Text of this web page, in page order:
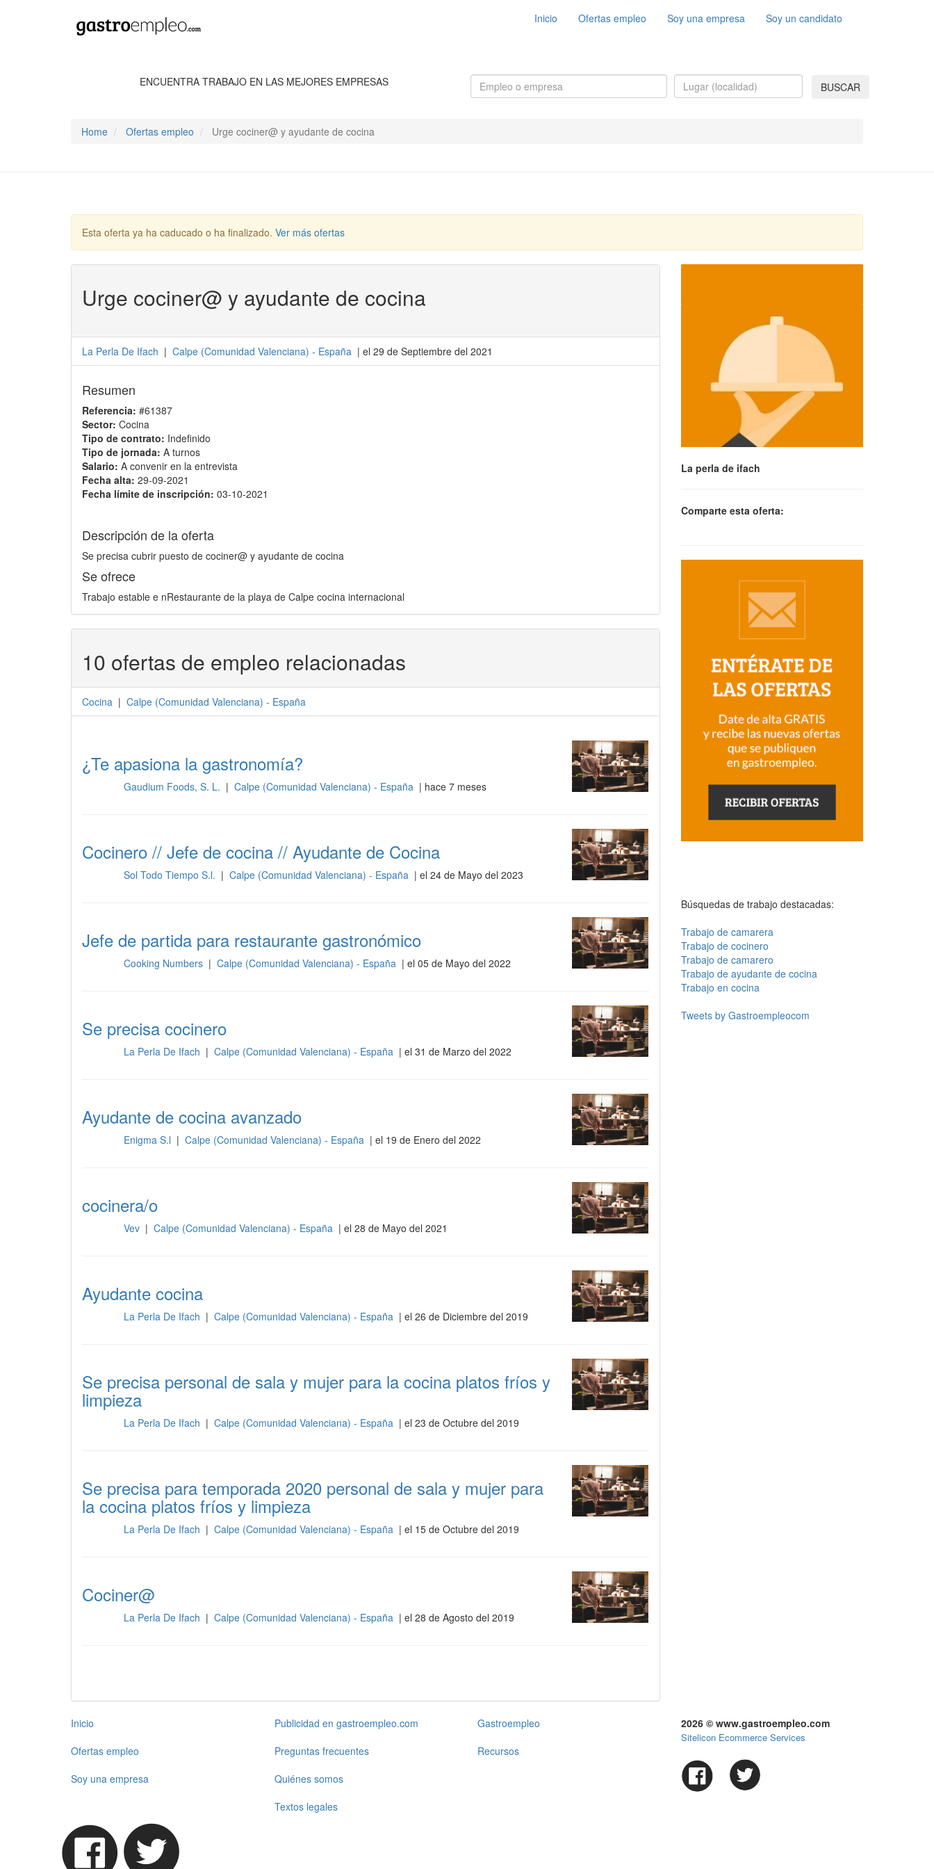
Inicio Ofertas empleo Soy una empresa Soy un candidato
ENCUENTRA TRABAJO EN LAS MEJORES EMPRESAS BUSCAR
Home Ofertas empleo Urge cociner@ y ayudante de cocina
Esta oferta ya ha caducado o ha finalizado. Ver más ofertas
Urge cociner@ y ayudante de cocina
La Perla De Ifach | Calpe (Comunidad Valenciana) - España | el 29 de Septiembre del 2021
Resumen
Referencia: #61387
Sector: Cocina
Tipo de contrato: Indefinido
Tipo de jornada: A turnos
Salario: A convenir en la entrevista
Fecha alta: 29-09-2021
Fecha límite de inscripción: 03-10-2021
Descripción de la oferta
Se precisa cubrir puesto de cociner@ y ayudante de cocina
Se ofrece
Trabajo estable e nRestaurante de la playa de Calpe cocina internacional
10 ofertas de empleo relacionadas
Cocina | Calpe (Comunidad Valenciana) - España
¿Te apasiona la gastronomía?
Gaudium Foods, S. L. | Calpe (Comunidad Valenciana) - España | hace 7 meses
Cocinero // Jefe de cocina // Ayudante de Cocina
Sol Todo Tiempo S.l. | Calpe (Comunidad Valenciana) - España | el 24 de Mayo del 2023
Jefe de partida para restaurante gastronómico
Cooking Numbers | Calpe (Comunidad Valenciana) - España | el 05 de Mayo del 2022
Se precisa cocinero
La Perla De Ifach | Calpe (Comunidad Valenciana) - España | el 31 de Marzo del 2022
Ayudante de cocina avanzado
Enigma S.l | Calpe (Comunidad Valenciana) - España | el 19 de Enero del 2022
cocinera/o
Vev | Calpe (Comunidad Valenciana) - España | el 28 de Mayo del 2021
Ayudante cocina
La Perla De Ifach | Calpe (Comunidad Valenciana) - España | el 26 de Diciembre del 2019
Se precisa personal de sala y mujer para la cocina platos fríos y
limpieza
La Perla De Ifach | Calpe (Comunidad Valenciana) - España | el 23 de Octubre del 2019
Se precisa para temporada 2020 personal de sala y mujer para
la cocina platos fríos y limpieza
La Perla De Ifach | Calpe (Comunidad Valenciana) - España | el 15 de Octubre del 2019
Cociner@
La Perla De Ifach | Calpe (Comunidad Valenciana) - España | el 28 de Agosto del 2019
La perla de ifach
Comparte esta oferta:
Búsquedas de trabajo destacadas:
Trabajo de camarera
Trabajo de cocinero
Trabajo de camarero
Trabajo de ayudante de cocina
Trabajo en cocina
Tweets by Gastroempleocom
Inicio
Ofertas empleo
Soy una empresa
Publicidad en gastroempleo.com
Preguntas frecuentes
Quiénes somos
Textos legales
Gastroempleo
Recursos
2026 © www.gastroempleo.com
Sitelicon Ecommerce Services